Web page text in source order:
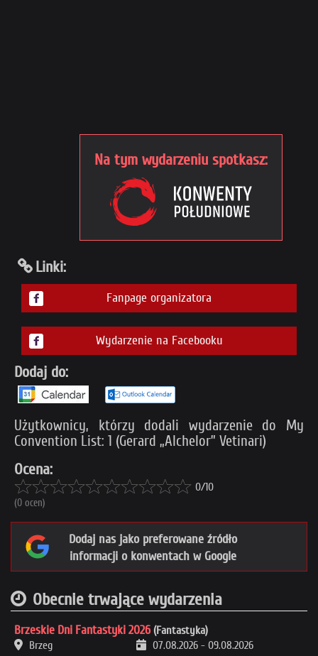
Na tym wydarzeniu spotkasz:
Linki:
Fanpage organizatora
Wydarzenie na Facebooku
Dodaj do:
Użytkownicy, którzy dodali wydarzenie do My
Convention List: 1 (Gerard „Alchelor” Vetinari)
Ocena:
0/10
(0 ocen)
Dodaj nas jako preferowane źródło
informacji o konwentach w Google
Obecnie trwające wydarzenia
Brzeskie Dni Fantastyki 2026 (Fantastyka)
Brzeg
07.08.2026 - 09.08.2026